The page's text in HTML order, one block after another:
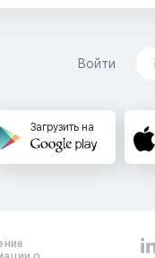
Войти
Загрузить на